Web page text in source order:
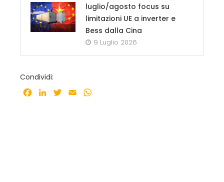
luglio/agosto focus su
limitazioni UE a inverter e
Bess dalla Cina
9 Luglio 2026
Condividi:
Facebook
LinkedInTwitter
Email